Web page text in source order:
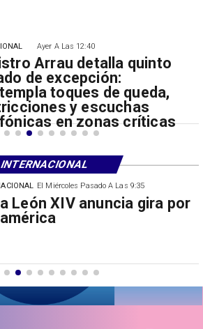
El Miércoles Pasado A Las 9:35
restringe exportación de
a EEUU y sanciona
Ayer A Las 12:40
Arrau detalla quinto
de excepción:
toques de queda,
y escuchas
en zonas críticas
INTERNACIONAL